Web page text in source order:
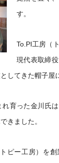
す。
To.PI工房（
現代表取締
してきた帽子屋
れ育った金川氏
きました。
ピー工房）を